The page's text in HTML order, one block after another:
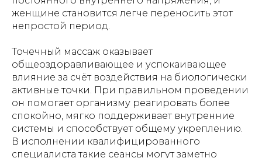
женщине становится легче переносить этот
непростой период.
Точечный массаж оказывает
общеоздоравливающее и успокаивающее
влияние за счёт воздействия на биологически
активные точки. При правильном проведении
он помогает организму реагировать более
спокойно, мягко поддерживает внутренние
системы и способствует общему укреплению.
В исполнении квалифицированного
специалиста такие сеансы могут заметно